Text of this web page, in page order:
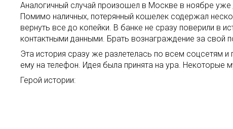
Аналогичный случай произошел в Москве в ноябре
Помимо наличных, потерянный кошелек содержал
вернуть все до копейки. В банке не сразу поверили в
контактными данными. Брать вознаграждение за свой
Эта история сразу же разлетелась по всем соцсетям
ему на телефон. Идея была принята на ура. Некоторые
Герой истории: